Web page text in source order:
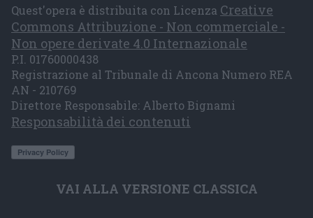
Quest'opera è distribuita con Licenza Creative
Commons Attribuzione - Non commerciale -
Non opere derivate 4.0 Internazionale
P.I. 01760000438
Registrazione al Tribunale di Ancona Numero REA
AN - 210769
Direttore Responsabile: Alberto Bignami
Responsabilità dei contenuti
VAI ALLA VERSIONE CLASSICA